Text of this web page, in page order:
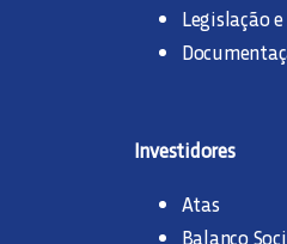
Legislação
Investidores
Atas
Balanço